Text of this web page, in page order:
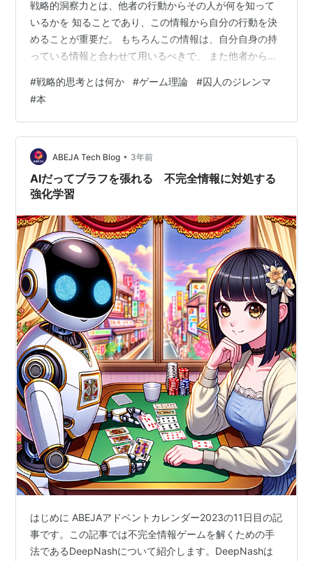
戦略的洞察力とは、他者の行動からその人が何を知って
いるかを 知ることであり、この情報から自分の行動を決
めることが重要だ。 もちろんこの情報は、自分自身の持
っている情報と合わせて用いるべきで、 また他者からよ
きである。 ・戦略では物理学と同様、「作用には必ず反
作用が伴う」ことを示した。 われわれは真空の中で生き
ているのではないから、こちらが行動を 変更しても環境
は変化しない、と仮定することはできないのである。 ・
同時進行ゲームでは、どちらのプレイヤーも相手の行動
を見たうえで 自分の行動を決め…
#戦略的思考とは何か #ゲーム理論 #囚人のジレンマ
#本
ABEJA Tech Blog • 3年前
AIだってブラフを張れる 不完全情報に対処する
強化学習
はじめに ABEJAアドベントカレンダー2023の11日目の記
事です。この記事では不完全情報ゲームを解くための手
法であるDeepNashについて紹介します。DeepNashは